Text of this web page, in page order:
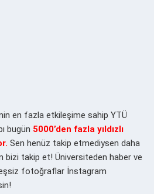
en fazla etkileşime sahip YTÜ
bugün 5000’den fazla yıldızlı
Sen henüz takip etmediysen daha
bizi takip et! Üniversiteden haber ve
fotoğraflar İnstagram